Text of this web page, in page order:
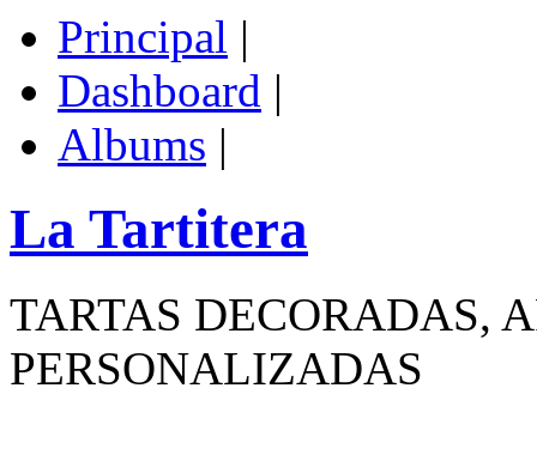
Principal |
Dashboard |
Albums |
La Tartitera
TARTAS DECORADAS,
PERSONALIZADAS